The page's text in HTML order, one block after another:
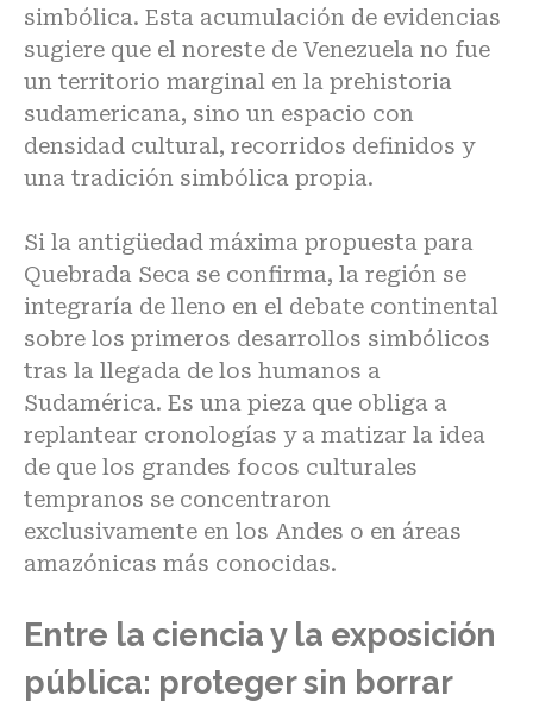
simbólica. Esta acumulación de evidencias
sugiere que el noreste de Venezuela no fue
un territorio marginal en la prehistoria
sudamericana, sino un espacio con
densidad cultural, recorridos definidos y
una tradición simbólica propia.
Si la antigüedad máxima propuesta para
Quebrada Seca se confirma, la región se
integraría de lleno en el debate continental
sobre los primeros desarrollos simbólicos
tras la llegada de los humanos a
Sudamérica. Es una pieza que obliga a
replantear cronologías y a matizar la idea
de que los grandes focos culturales
tempranos se concentraron
exclusivamente en los Andes o en áreas
amazónicas más conocidas.
Entre la ciencia y la exposición
pública: proteger sin borrar